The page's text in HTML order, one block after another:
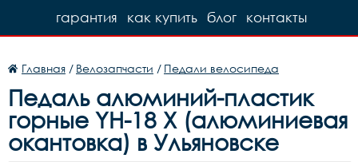
контакты
блог
как купить
гарантия
Главная / Велозапчасти / Педали велосипеда
Педаль алюминий-пластик
горные YH-18 X (алюминиевая
окантовка) в Ульяновске